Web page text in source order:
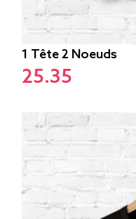
1 Tête 2 Noeuds
25.35